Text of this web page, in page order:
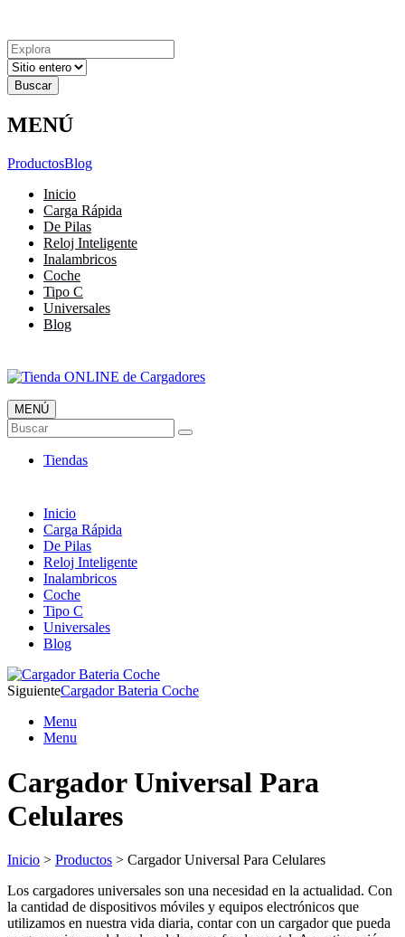
Resultados
para
MENÚ
ProductosBlog
Inicio
Carga Rápida
De Pilas
Reloj Inteligente
Inalambricos
Coche
Tipo C
Universales
Blog
Tienda ONLINE de Cargadores
Más Baratos
MENÚ
Buscar
Tiendas
Inicio
Carga Rápida
De Pilas
Reloj Inteligente
Inalambricos
Coche
Tipo C
Universales
Blog
SiguienteCargador Bateria Coche
Menu
Menu
Cargador Universal Para
Celulares
Inicio > Productos > Cargador Universal Para Celulares
Los cargadores universales son una necesidad en la actualidad. Con
la cantidad de dispositivos móviles y equipos electrónicos que
utilizamos en nuestra vida diaria, contar con un cargador que pueda